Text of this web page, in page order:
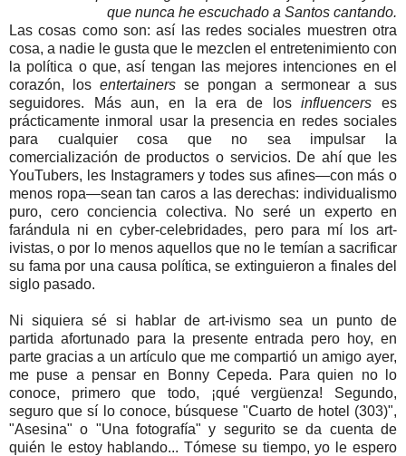
que nunca he escuchado a Santos cantando.
Las cosas como son: así las redes sociales muestren otra
cosa, a nadie le gusta que le mezclen el entretenimiento con
la política o que, así tengan las mejores intenciones en el
corazón, los entertainers se pongan a sermonear a sus
seguidores. Más aun, en la era de losinfluencers es
prácticamente inmoral usar la presencia en redes sociales
para cualquier cosa que no sea impulsar la
comercialización de productos o servicios. De ahí que les
YouTubers, les Instagramers y todes sus afines—con más o
menos ropa—sean tan caros a las derechas: individualismo
puro, cero conciencia colectiva. No seré un experto en
farándula ni en cyber-celebridades, pero para mí los art-
ivistas, o por lo menos aquellos que no le temían a sacrificar
su fama por una causa política, se extinguieron a finales del
siglo pasado.
Ni siquiera sé si hablar de art-ivismo sea un punto de
partida afortunado para la presente entrada pero hoy, en
parte gracias a un artículo que me compartió un amigo ayer,
me puse a pensar en Bonny Cepeda. Para quien no lo
conoce, primero que todo, ¡qué vergüenza! Segundo,
seguro que sí lo conoce, búsquese "Cuarto de hotel (303)",
"Asesina" o "Una fotografía" y segurito se da cuenta de
quién le estoy hablando... Tómese su tiempo, yo le espero